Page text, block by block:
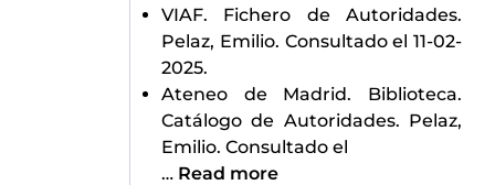
VIAF. Fichero de Autoridades.
Pelaz, Emilio. Consultado el 11-02-
2025.
Ateneo de Madrid. Biblioteca.
Catálogo de Autoridades. Pelaz,
Emilio. Consultado el
… Read more